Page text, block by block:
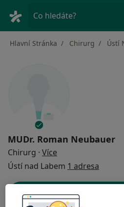
Co hledáte?
Hlavní Stránka Chirurg Ústí
MUDr. Roman Neubauer
Chirurg · Více
Ústí nad Labem 1 adresa